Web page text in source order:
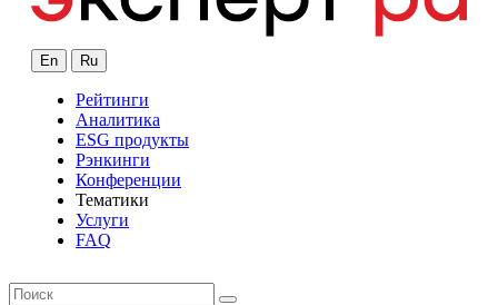
En Ru
Рейтинги
Аналитика
ESG продукты
Рэнкинги
Конференции
Тематики
Услуги
FAQ